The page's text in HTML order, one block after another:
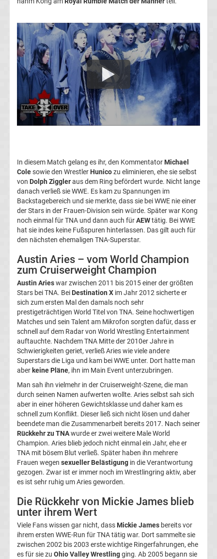
Rennkalender
Transfergerüchte
WWE
News
Boxen
News
Programm
&
Infos
Eishockey
live
im
TV
Tabellen
International:
La
Liga
Ergebnisse
La
Liga
Tabelle
Premier
In diesem Match gelang es ihr, den Kommentator Michael
Colesowie den Wrestler Hunicozu eliminieren, ehe sie selbst
von Dolph Ziggleraus dem Ring befördert wurde. Nicht lange
danach verließ sie WWE. Es kam zu Spannungen im
Backstagebereich und sie merkte, dass sie bei WWE nie einer
der Stars in der Frauen-Division sein würde. Später war Kong
noch einmal für TNA und dann auch fürAEWtätig. Bei WWE
hat sie indes keine Fußspuren hinterlassen. Das gilt auch für
den nächsten ehemaligen TNA-Superstar.
Austin Aries – vom World Champion
zum Cruiserweight Champion
Austin Arieswar zwischen 2011 bis 2015 einer der größten
Stars bei TNA. Bei Destination X im Jahr 2012 sicherte er
sich zum ersten Mal den damals noch sehr
prestigeträchtigen World Titel von TNA. Seine hochwertigen
Matches und sein Talent am Mikrofon sorgten dafür, dass er
schnell auf dem Radar von World Wrestling Entertainment
auftauchte. Nachdem TNA Mitte der 2010er Jahre in
Schwierigkeiten geriet, verließ Aries wie viele andere
Superstars die Liga und kam bei WWE unter. Dort hatte man
aber keine Pläne, ihn im Main Event unterzubringen.
Man sah ihn vielmehr in der Cruiserweight-Szene, die man
durch seinen Namen aufwerten wollte. Aries selbst sah sich
aber in einer höheren Gewichtsklasse und daher kam es
schnell zum Konflikt. Dieser ließ sich nicht lösen und daher
beendete man die Zusammenarbeit bereits 2017. Nach seiner
Rückkehr zu TNAwurde er zwei weitere Male World
Champion. Aries blieb jedoch nicht einmal ein Jahr, ehe er
TNA mit bösem Blut verließ. Später haben ihn mehrere
Frauen wegen sexueller Belästigung in die Verantwortung
gezogen. Zwar ist er immer noch im Wrestlingring aktiv, aber
es ist sehr ruhig um Aries geworden.
Die Rückkehr von Mickie James blieb
unter ihrem Wert
Viele Fans wissen gar nicht, dass Mickie James bereits vor
ihrem ersten WWE-Run für TNA tätig war. Dort sammelte sie
zwischen 2002 bis 2003 erste wichtige Ringerfahrungen, ehe
es für sie zu Ohio Valley Wrestlingging. Ab 2005 begann sie